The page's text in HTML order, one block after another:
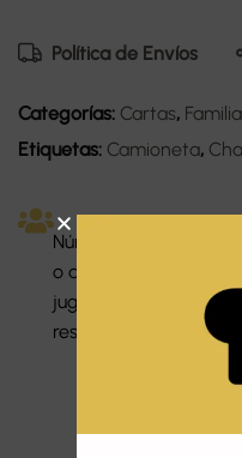
Política de Envíos
Categorías: Cartas,
Etiquetas: Camioneta,
Númer
o de
jugado
res: 2-6
minut